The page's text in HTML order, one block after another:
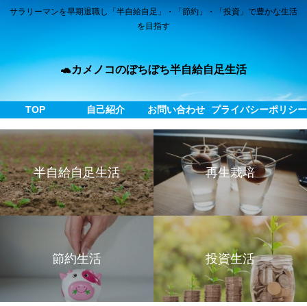
サラリーマンを早期退職し「半自給自足」・「節約」・「投資」で豊かな生活
を目指す
🐢カメノコのぼちぼち半自給自足生活
TOP 自己紹介 お問い合わせ プライバシーポリシー
半自給自足生活 再生栽培
節約生活 投資生活